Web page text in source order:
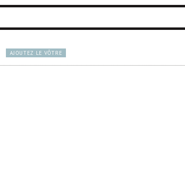
AJOUTEZ LE VÔTRE